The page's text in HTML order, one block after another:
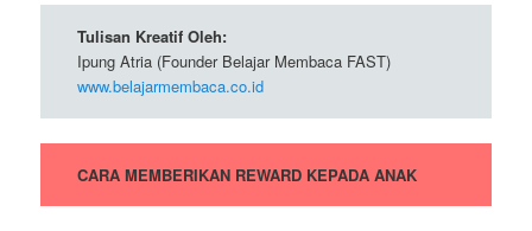
Tulisan Kreatif Oleh:
Ipung Atria (Founder Belajar Membaca FAST)
www.belajarmembaca.co.id
CARA MEMBERIKAN REWARD KEPADA ANAK